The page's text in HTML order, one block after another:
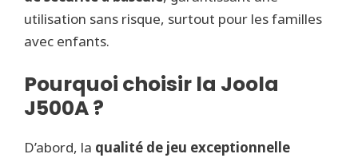
utilisation sans risque, surtout pour les familles
avec enfants.
Pourquoi choisir la Joola
J500A ?
D’abord, la qualité de jeu exceptionnelle